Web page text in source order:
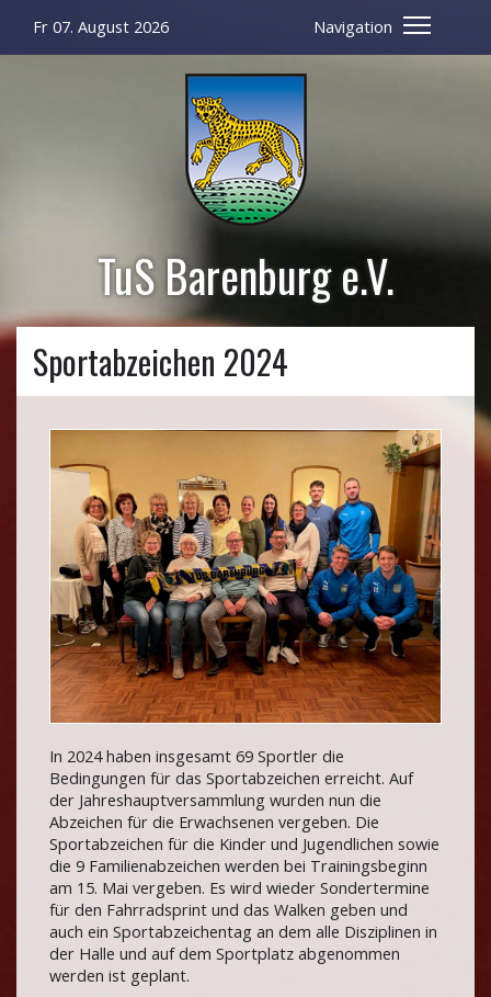
Fr 07. August 2026 Navigation
TuS Barenburg e.V.
Sportabzeichen 2024
In 2024 haben insgesamt 69 Sportler die
Bedingungen für das Sportabzeichen erreicht. Auf
der Jahreshauptversammlung wurden nun die
Abzeichen für die Erwachsenen vergeben. Die
Sportabzeichen für die Kinder und Jugendlichen sowie
die 9 Familienabzeichen werden bei Trainingsbeginn
am 15. Mai vergeben. Es wird wieder Sondertermine
für den Fahrradsprint und das Walken geben und
auch ein Sportabzeichentag an dem alle Disziplinen in
der Halle und auf dem Sportplatz abgenommen
werden ist geplant.